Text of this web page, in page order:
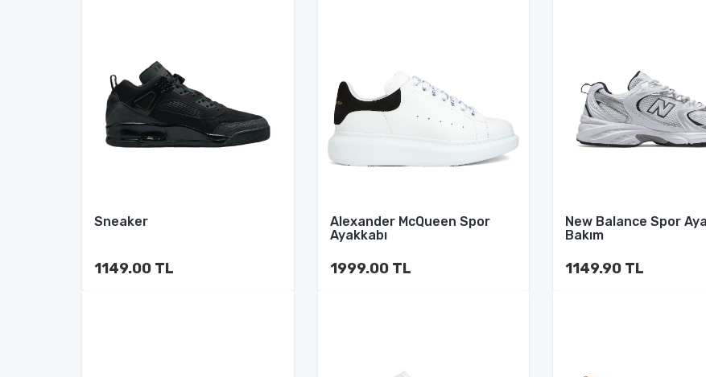
Sneaker
1149.00 TL
Alexander McQueen Spor
Ayakkabı
1999.00 TL
New Balance Spor
Bakım
1149.90 TL